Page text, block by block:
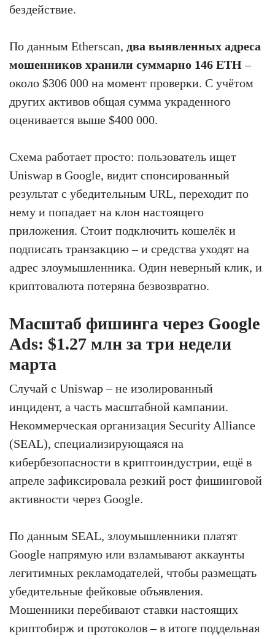
бездействие.
По данным Etherscan, два выявленных адреса
мошенников хранили суммарно 146 ETH–
около $306 000 на момент проверки. С учётом
других активов общая сумма украденного
оценивается выше $400 000.
Схема работает просто: пользователь ищет
Uniswap в Google, видит спонсированный
результат с убедительным URL, переходит по
нему и попадает на клон настоящего
приложения. Стоит подключить кошелёк и
подписать транзакцию – и средства уходят на
адрес злоумышленника. Один неверный клик, и
криптовалюта потеряна безвозвратно.
Масштаб фишинга через Google
Ads: $1.27 млн за три недели
марта
Случай с Uniswap – не изолированный
инцидент, а часть масштабной кампании.
Некоммерческая организация Security Alliance
(SEAL), специализирующаяся на
кибербезопасности в криптоиндустрии, ещё в
апреле зафиксировала резкий рост фишинговой
активности через Google.
По данным SEAL, злоумышленники платят
Google напрямую или взламывают аккаунты
легитимных рекламодателей, чтобы размещать
убедительные фейковые объявления.
Мошенники перебивают ставки настоящих
криптобирж и протоколов – в итоге поддельная